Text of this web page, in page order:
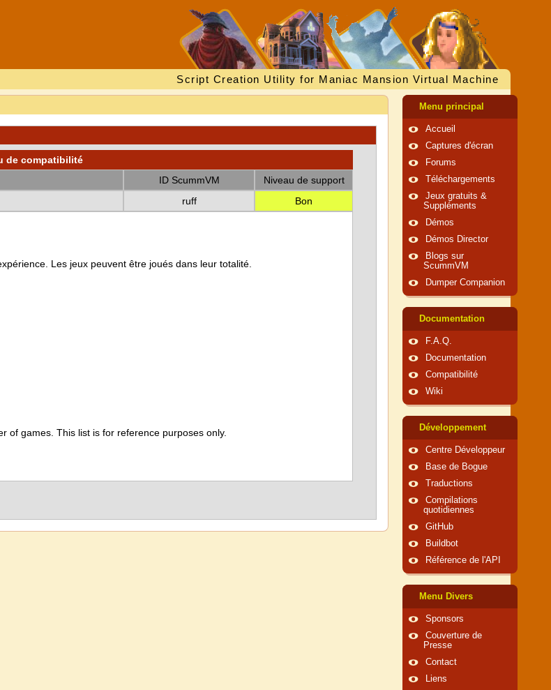
Script Creation Utility for Maniac Mansion Virtual Machine
de compatibilité
ID ScummVM
Niveau de support
ruff Bon
Les jeux peuvent être joués dans leur totalité.
of games. This list is for reference purposes only.
Menu principal
Accueil
Captures d'écran
Forums
Téléchargements
Jeux gratuits &
Suppléments
Démos
Démos Director
Blogs sur
ScummVM
Dumper Companion
Documentation
F.A.Q.
Documentation
Compatibilité
Wiki
Développement
Centre Développeur
Base de Bogue
Traductions
Compilations
quotidiennes
GitHub
Buildbot
Référence de l'API
Menu Divers
Sponsors
Couverture de
Presse
Contact
Liens